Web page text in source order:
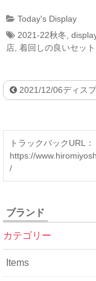
Today's Display
2021-22秋冬
店 着回しの良いセッ
2021/12/06ディス
トラックバックURL：
https://
/
ブランド
カテゴリー
Items